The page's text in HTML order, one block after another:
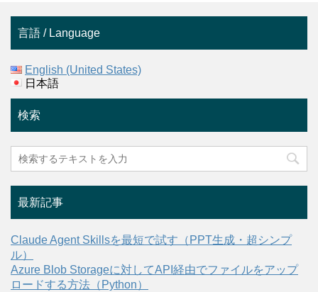
言語 / Language
English (United States)
日本語
検索
最新記事
Claude Agent Skillsを最短で試す（PPT生成・超シンプ
ル）
Azure Blob Storageに対してAPI経由でファイルをアップ
ロードする方法（Python）